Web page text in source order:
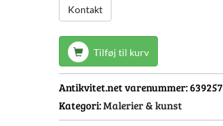
Kontakt
Tilføj til kurv
Antikvitet.net varenummer:639257
Kategori:Malerier & kunst